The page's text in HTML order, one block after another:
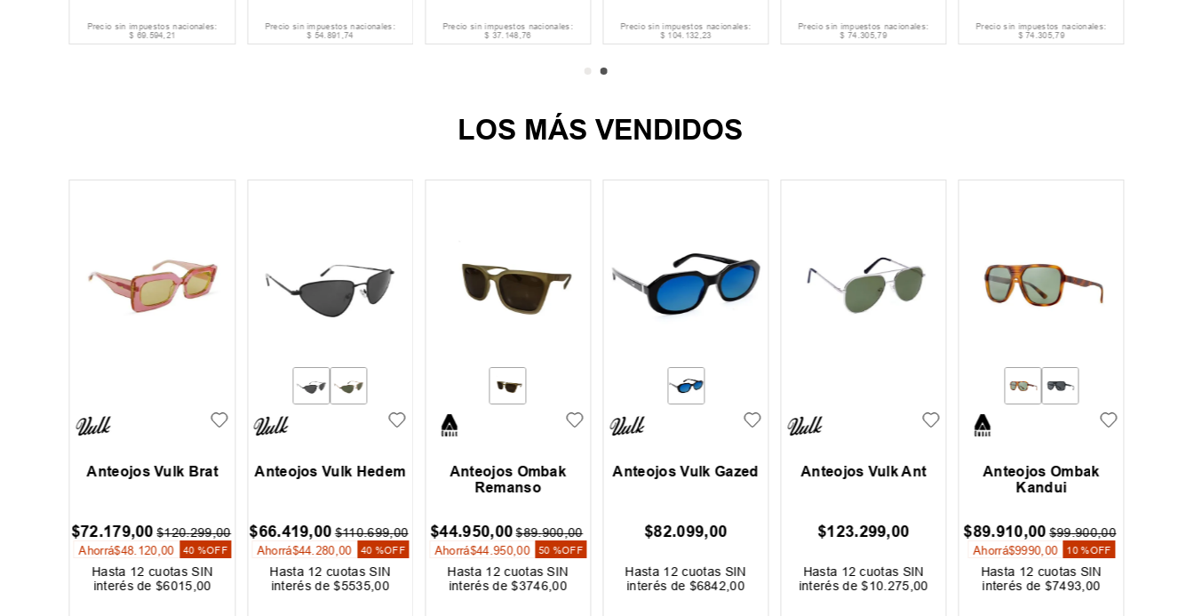
Precio sin impuestos nacionales:
$ 69.594,21
Precio sin impuestos nacionales:
$ 54.891 ,74
Precio sin impuestos nacionales:
$ 37.148,76
Precio sin impuestos nacionales:
$ 104.132,23
Precio sin impuestos nacionales:
$ 74.305,79
Precio sin impuestos nacionales:
$ 74.305,79
LOS MÁS VENDIDOS
Anteojos Vulk Brat
$72.179,00 $120.299,00
Ahorrá$48. 120 ,00 40 %OFF
Hasta 12 cuotas SIN
interés de$6015 ,00
Anteojos Vulk Hedem
$66.419,00 $110.699,00
Ahorrá$44.280 ,00 40 %OFF
Hasta 12 cuotas SIN
interés de$5535 ,00
Anteojos Ombak
Remanso
$44.950,00 $89.900,00
Ahorrá$44 .950,00 50 %OFF
Hasta 12 cuotas SIN
interés de$3746 ,00
Anteojos Vulk Gazed
$82.099,00
Hasta 12 cuotas SIN
interés de $6842 ,00
Anteojos Vulk Ant
$123.299,00
Hasta 12 cuotas SIN
interés de$10 275 ,00
Anteojos Ombak
Kandui
$89.910,00 $99.900,00
Ahorrá$9990,00 10 %OFF
Hasta 12 cuotas SIN
interés de$7493 ,00